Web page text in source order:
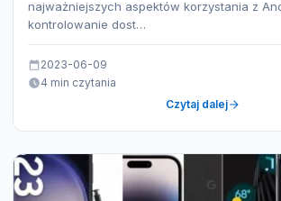
najważniejszych aspektów korzystania z
kontrolowanie dost…
2023-06-09
4 min czytania
Czytaj dalej